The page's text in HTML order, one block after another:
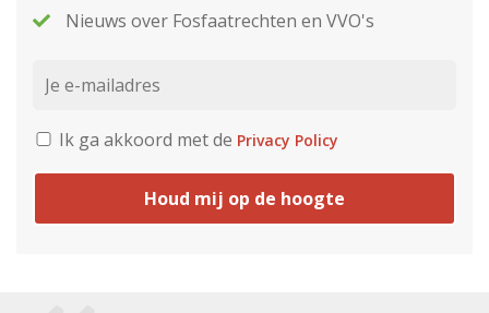
Nieuws over Fosfaatrechten en VVO's
Ik ga akkoord met de Privacy Policy
Houd mij op de hoogte